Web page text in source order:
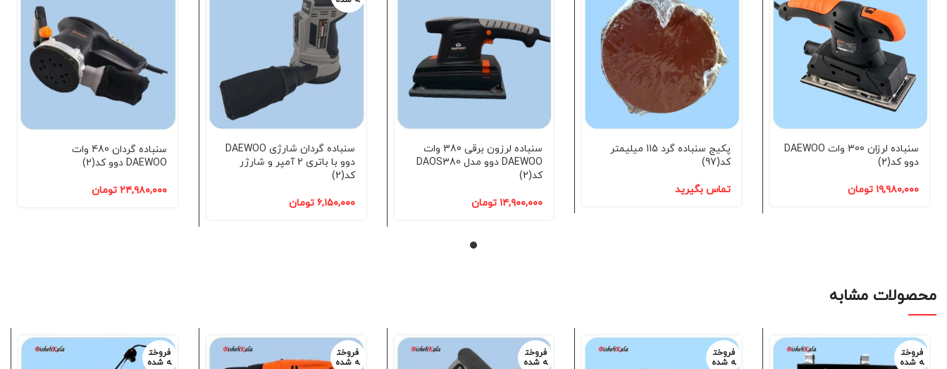
سنباده لرزان 300 وات DAEWOO
دوو کد(2)
۱۹,۹۸۰,۰۰۰ تومان
پکیج سنباده گرد 115 میلیمتر
کد(97)
تماس بگیرید
سنباده لرزون برقی 380 وات
DAEWOO دوو مدل DAOS380
کد(2)
۱۴,۹۰۰,۰۰۰ تومان
سنباده گردان شارژی DAEWOO
دوو با باتری 2 آمپر و شارژر
کد(2)
۶,۱۵۰,۰۰۰ تومان
سنباده گردان 480 وات
DAEWOO دوو کد(2)
۲۴,۹۸۰,۰۰۰ تومان
محصولات مشابه
فروخت
ه شده
فروخت
ه شده
فروخت
ه شده
فروخت
ه شده
فروخت
ه شده